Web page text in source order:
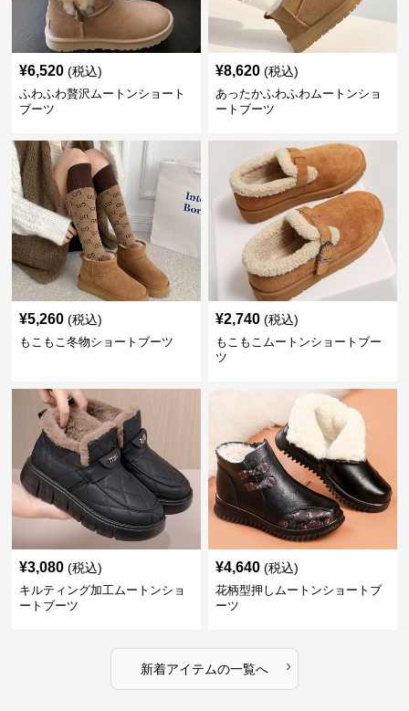
¥6,520 (税込)
ふわふわ贅沢ムートンショート
ブーツ
¥8,620 (税込)
あったかふわふわムートンショ
ートブーツ
¥5,260 (税込)
もこもこ冬物ショートブーツ
¥2,740 (税込)
もこもこムートンショートブー
ツ
¥3,080 (税込)
キルティング加工ムートンショ
ートブーツ
¥4,640 (税込)
花柄型押しムートンショートブ
ーツ
新着アイテムの一覧へ ›